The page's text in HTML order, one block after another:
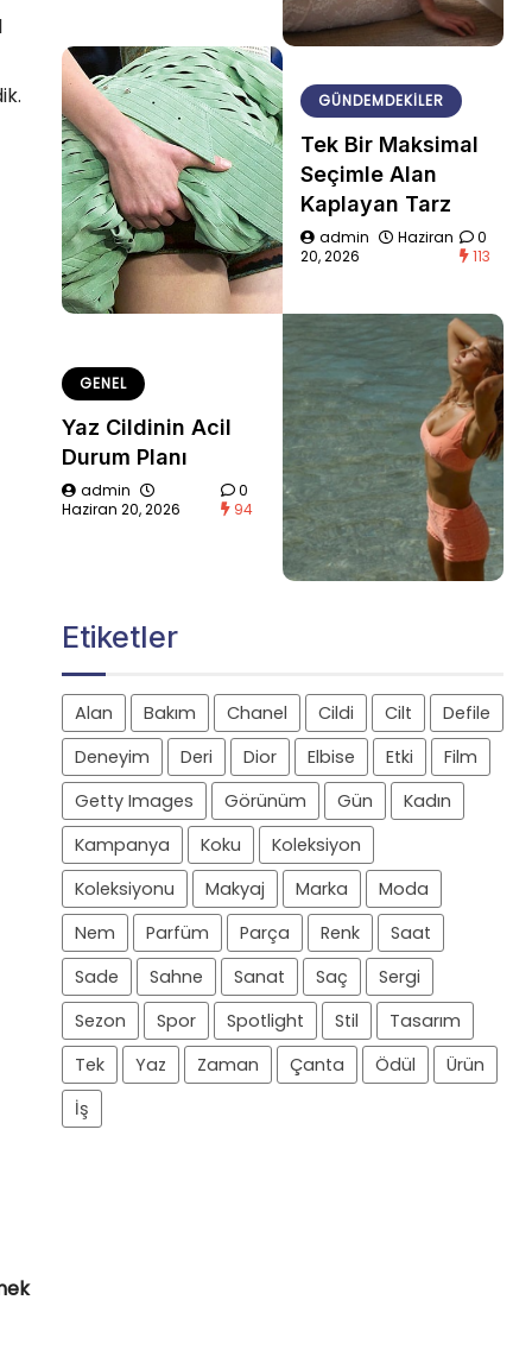
GÜNDEMDEKILER
Tek Bir Maksimal
Seçimle Alan
Kaplayan Tarz
admin
Haziran
20, 2026
0
113
GENEL
Yaz Cildinin Acil
Durum Planı
admin
Haziran 20, 2026
0
94
Etiketler
Alan Bakım Chanel Cildi Cilt
Defile
Deneyim
Deri Dior Elbise Etki
Film
Getty Images
Görünüm Gün
Kadın
Kampanya
Koku
Koleksiyon
Koleksiyonu
Makyaj Marka
Moda
Nem
Parfüm Parça Renk
Saat
Sade
Sahne Sanat Saç
Sergi
Sezon
Spor Spotlight Stil
Tasarım
Tek
Yaz Zaman Çanta Ödül
Ürün
İş